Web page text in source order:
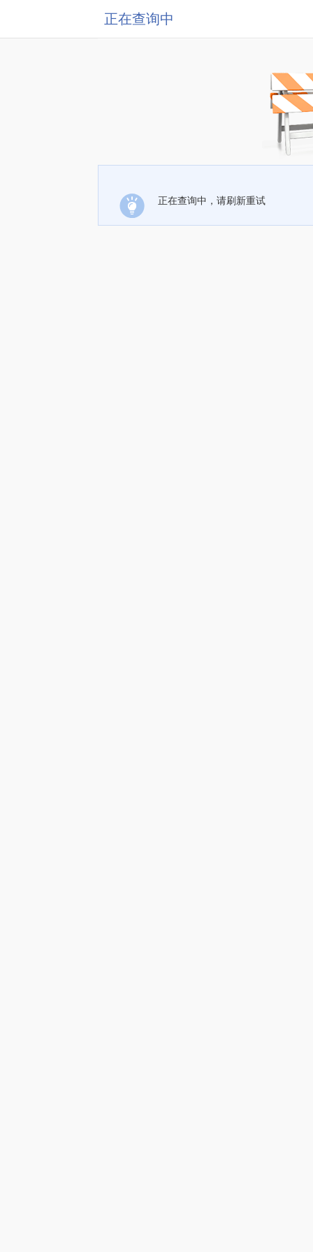
正在查询中
正在查询中，请刷新重试